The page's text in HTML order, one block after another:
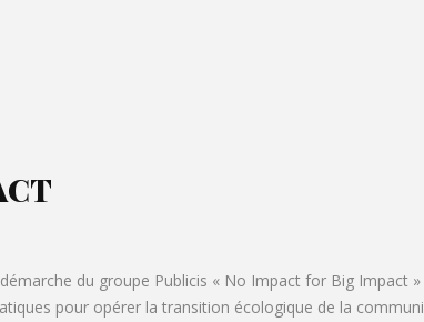
du groupe Publicis « No Impact for Big Impact
pour opérer la transition écologique de la